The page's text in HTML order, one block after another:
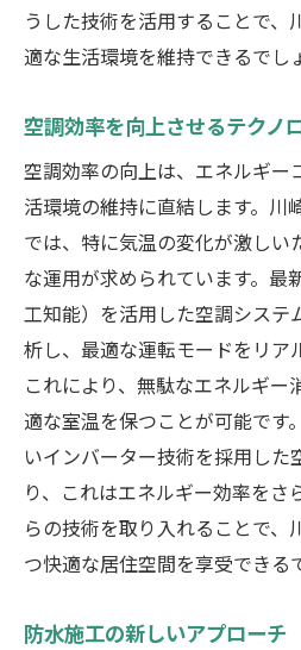
うした技術を活用することで、
適な生活環境を維持できるでし
空調効率を向上させるテクノ
空調効率の向上は、エネルギー
活環境の維持に直結します。川
では、特に気温の変化が激しい
な運用が求められています。最
工知能）を活用した空調システ
析し、最適な運転モードをリア
これにより、無駄なエネルギー
適な室温を保つことが可能です
いインバーター技術を採用した
り、これはエネルギー効率をさ
らの技術を取り入れることで、
つ快適な居住空間を享受できる
防水施工の新しいアプローチ